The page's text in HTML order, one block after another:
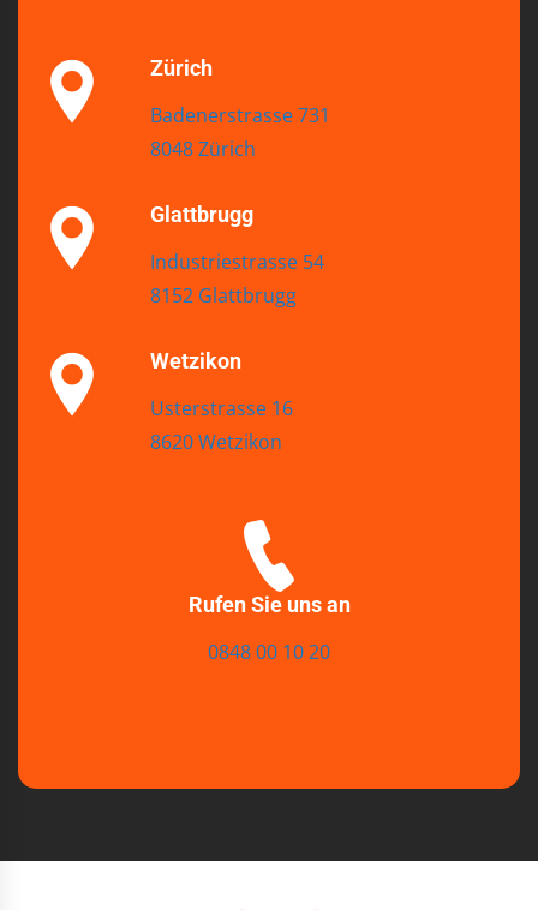
Zürich
Badenerstrasse 731
8048 Zürich
Glattbrugg
Industriestrasse 54
8152 Glattbrugg
Wetzikon
Usterstrasse 16
8620 Wetzikon
Rufen Sie uns an
0848 00 10 20